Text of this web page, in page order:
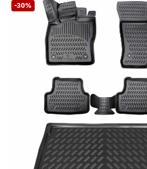
-30%